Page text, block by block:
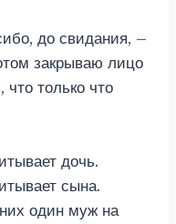
до свидания, –
закрываю лицо
только что
дочь.
сына.
один муж на